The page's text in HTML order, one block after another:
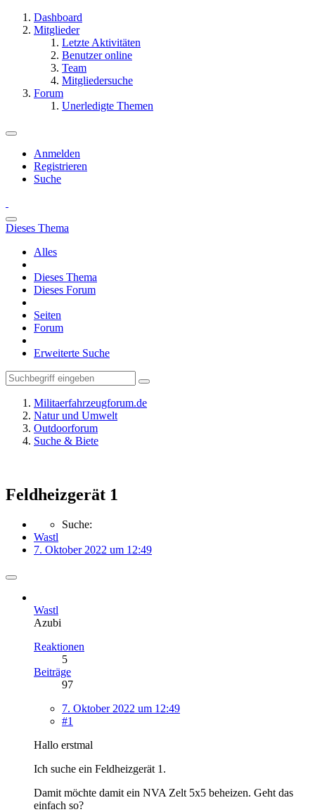
Dashboard
Mitglieder
Letzte Aktivitäten
Benutzer online
Team
Mitgliedersuche
Forum
Unerledigte Themen
Anmelden
Registrieren
Suche
Dieses Thema
Alles
Dieses Thema
Dieses Forum
Seiten
Forum
Erweiterte Suche
Militaerfahrzeugforum.de
Natur und Umwelt
Outdoorforum
Suche & Biete
Feldheizgerät 1
Suche:
Wastl
7. Oktober 2022 um 12:49
Wastl
Azubi
Reaktionen
5
Beiträge
97
7. Oktober 2022 um 12:49
#1
Hallo erstmal
Ich suche ein Feldheizgerät 1.
Damit möchte damit ein NVA Zelt 5x5 beheizen. Geht das
einfach so?